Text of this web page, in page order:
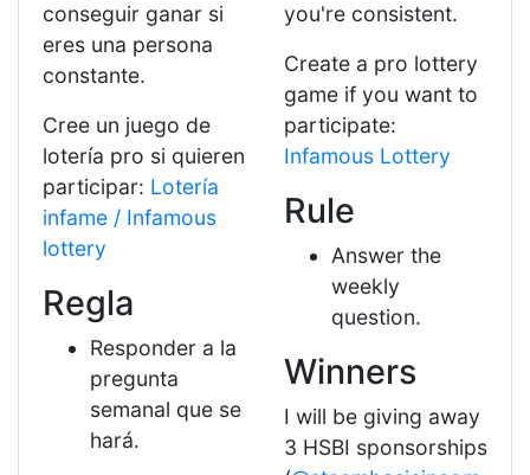
conseguir ganar si
eres una persona
constante.
Cree un juego de
lotería pro si quieren
participar: Lotería
infame / Infamous
lottery
Regla
Responder a la
pregunta
semanal que se
hará.
you're consistent.
Create a pro lottery
game if you want to
participate:
Infamous Lottery
Rule
Answer the
weekly
question.
Winners
I will be giving away
3 HSBI sponsorships